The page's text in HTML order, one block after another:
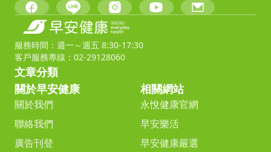
服務時間：週一～週五 8:30-17:30
客戶服務專線：02-29128060
文章分類
關於早安健康
關於我們
聯絡我們
廣告刊登
相關網站
永悅健康官網
早安樂活
早安健康嚴選